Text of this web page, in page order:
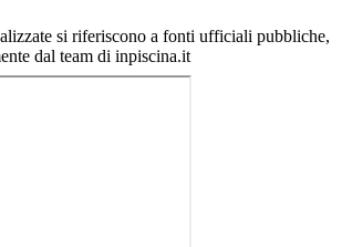
si riferiscono a fonti ufficiali pubbliche,
dal team di inpiscina.it